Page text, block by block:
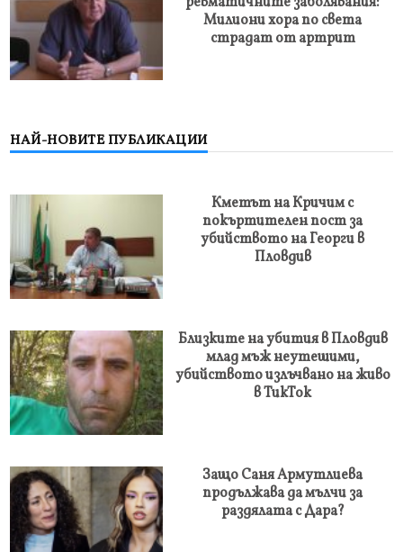
Милиони хора по света
страдат от артрит
НАЙ-НОВИТЕ ПУБЛИКАЦИИ
Кметът на Кричим с
покъртителен пост за
убийството на Георги в
Пловдив
Близките на убития в Пловдив
млад мъж неутешими,
убийството излъчвано на живо
в ТикТок
Защо Саня Армутлиева
продължава да мълчи за
раздялата с Дара?